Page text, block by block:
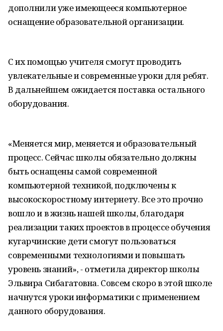
дополнили уже имеющееся компьютерное
оснащение образовательной организации.
С их помощью учителя смогут проводить
увлекательные и современные уроки для ребят.
В дальнейшем ожидается поставка остального
оборудования.
«Меняется мир, меняется и образовательный
процесс. Сейчас школы обязательно должны
быть оснащены самой современной
компьютерной техникой, подключены к
высокоскоростному интернету. Все это прочно
вошло и в жизнь нашей школы, благодаря
реализации таких проектов в процессе обучения
кугарчинские дети смогут пользоваться
современными технологиями и повышать
уровень знаний», - отметила директор школы
Эльвира Сибагатовна. Совсем скоро в этой школе
начнутся уроки информатики с применением
данного оборудования.